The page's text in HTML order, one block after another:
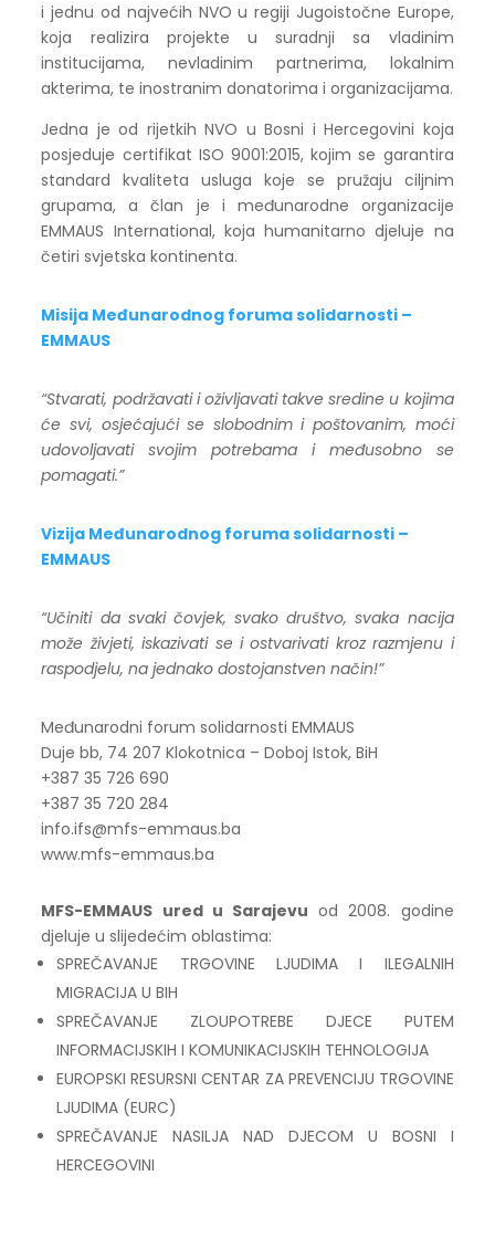
i jednu od najvećih NVO u regiji Jugoistočne Europe,
koja realizira projekte u suradnji sa vladinim
institucijama, nevladinim partnerima, lokalnim
akterima, te inostranim donatorima i organizacijama.
Jedna je od rijetkih NVO u Bosni i Hercegovini koja
posjeduje certifikat ISO 9001:2015, kojim se garantira
standard kvaliteta usluga koje se pružaju ciljnim
grupama, a član je i međunarodne organizacije
EMMAUS International, koja humanitarno djeluje na
četiri svjetska kontinenta.
Misija Međunarodnog foruma solidarnosti –
EMMAUS
“Stvarati, podržavati i oživljavati takve sredine u kojima
će svi, osjećajući se slobodnim i poštovanim, moći
udovoljavati svojim potrebama i međusobno se
pomagati.”
Vizija Međunarodnog foruma solidarnosti –
EMMAUS
“Učiniti da svaki čovjek, svako društvo, svaka nacija
može živjeti, iskazivati se i ostvarivati kroz razmjenu i
raspodjelu, na jednako dostojanstven način!”
Međunarodni forum solidarnosti EMMAUS
Duje bb, 74 207 Klokotnica – Doboj Istok, BiH
+387 35 726 690
+387 35 720 284
info.ifs@mfs-emmaus.ba
www.mfs-emmaus.ba
MFS-EMMAUS ured u Sarajevu od 2008. godine
djeluje u slijedećim oblastima:
SPREČAVANJE TRGOVINE LJUDIMA I ILEGALNIH
MIGRACIJA U BIH
SPREČAVANJE ZLOUPOTREBE DJECE PUTEM
INFORMACIJSKIH I KOMUNIKACIJSKIH TEHNOLOGIJA
EUROPSKI RESURSNI CENTAR ZA PREVENCIJU TRGOVINE
LJUDIMA (EURC)
SPREČAVANJE NASILJA NAD DJECOM U BOSNI I
HERCEGOVINI